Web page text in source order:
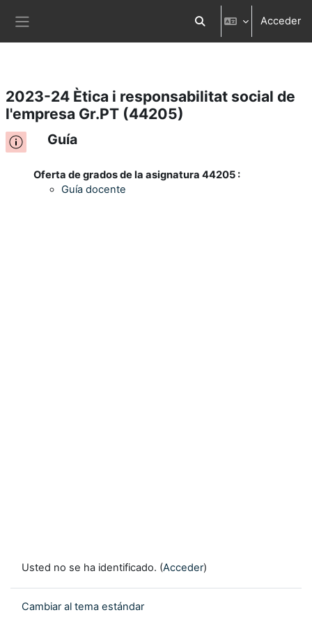
Salta al contenido principal Selector de búsqueda
Acceder
2023-24 Ètica i responsabilitat social de
l'empresa Gr.PT (44205)
Guía
Oferta de grados de la asignatura 44205 :
Guía docente
Usted no se ha identificado. (Acceder)
Cambiar al tema estándar